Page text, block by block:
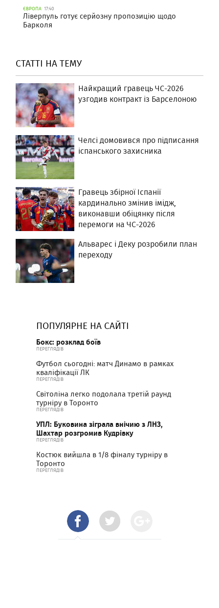
ЄВРОПА 17:40
Ліверпуль готує серйозну пропозицію щодо
Барколя
СТАТТІ НА ТЕМУ
Найкращий гравець ЧС-2026
узгодив контракт із Барселоною
Челсі домовився про підписання
іспанського захисника
Гравець збірної Іспанії
кардинально змінив імідж,
виконавши обіцянку після
перемоги на ЧС-2026
Альварес і Деку розробили план
переходу
ПОПУЛЯРНЕ НА САЙТІ
Бокс: розклад боїв
ПЕРЕГЛЯДІВ
Футбол сьогодні: матч Динамо в рамках
кваліфікації ЛК
ПЕРЕГЛЯДІВ
Світоліна легко подолала третій раунд
турніру в Торонто
ПЕРЕГЛЯДІВ
УПЛ: Буковина зіграла внічию з ЛНЗ,
Шахтар розгромив Кудрівку
ПЕРЕГЛЯДІВ
Костюк вийшла в 1/8 фіналу турніру в
Торонто
ПЕРЕГЛЯДІВ